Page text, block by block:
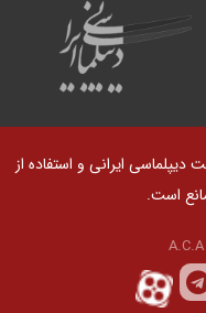
ایرانی و استفاده از
است.